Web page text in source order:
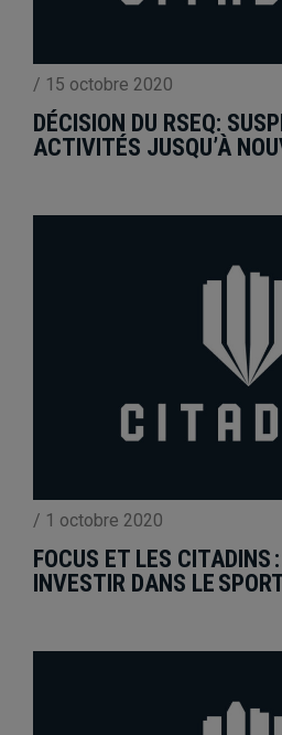
/ 15 octobre 2020
DÉCISION DU RSEQ:
ACTIVITÉS JUSQU’À
/ 1 octobre 2020
FOCUS ET LES CITADINS
INVESTIR DANS LE